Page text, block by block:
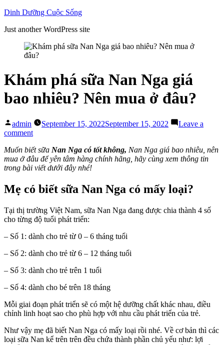
Skip
content
Dinh Dưỡng Cuộc Sống
Just another WordPress site
Khám phá sữa Nan Nga giá
bao nhiêu? Nên mua ở đâu?
Posted
by
admin September 15, 2022September 15, 2022
Leave a
commenton
phá
sữa
Nan
giá
bao
Nên
mua
ở
đâu?
Muốn biết sữa Nan Nga có tốt không, Nan Nga giá bao nhiêu, nên
mua ở đâu để yên tâm hàng chính hãng, hãy cùng xem thông tin
trong bài viết dưới đây nhé!
Mẹ có biết sữa Nan Nga có mấy loại?
Tại thị trường Việt Nam, sữa Nan Nga đang được chia thành 4 số
cho từng độ tuổi phát triển:
– Số 1: dành cho trẻ từ 0 – 6 tháng tuổi
– Số 2: dành cho trẻ từ 6 – 12 tháng tuổi
– Số 3: dành cho trẻ trên 1 tuổi
– Số 4: dành cho bé trên 18 tháng
Mỗi giai đoạn phát triển sẽ có một hệ dưỡng chất khác nhau, điều
chỉnh linh hoạt sao cho phù hợp với nhu cầu phát triển của trẻ.
Như vậy mẹ đã biết Nan Nga có mấy loại rồi nhé. Về cơ bản thì các
loại sữa Nan kể trên trên đều chứa thành phần chủ yếu như: lợi